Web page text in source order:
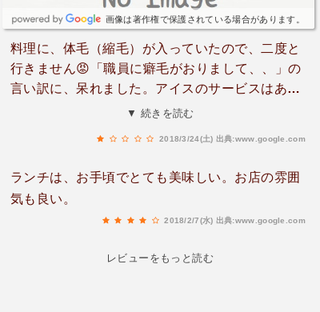
画像は著作権で保護されている場合があります。
料理に、体毛（縮毛）が入っていたので、二度と
行きません😡「職員に癖毛がおりまして、、」の
言い訳に、呆れました。アイスのサービスはあり
ましたが、食べれません。「料金はいただきませ
▼ 続きを読む
2018/3/24(土) 出典:www.google.com
ランチは、お手頃でとても美味しい。お店の雰囲
気も良い。
2018/2/7(水) 出典:www.google.com
レビューをもっと読む